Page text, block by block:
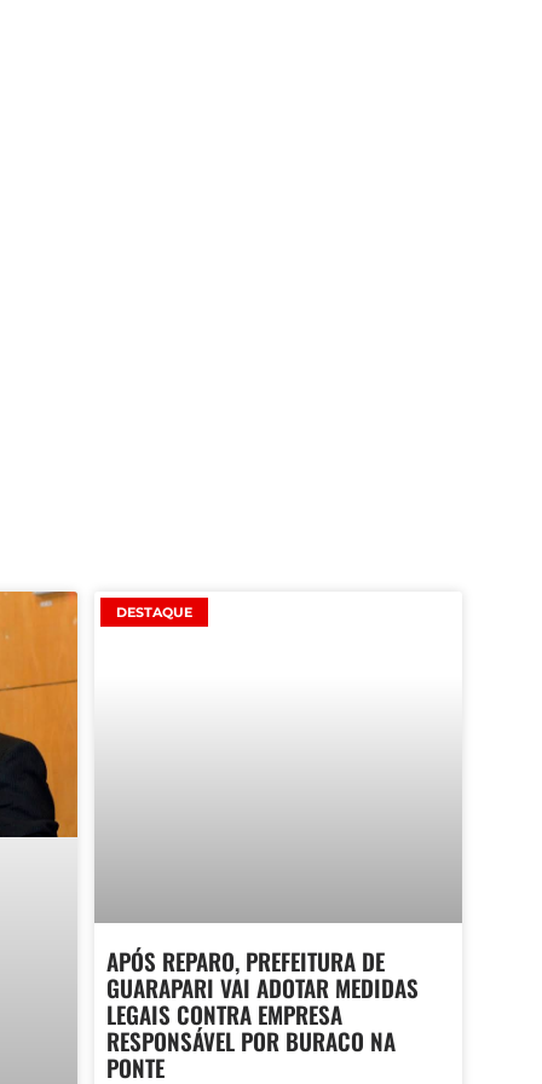
DESTAQUE
APÓS REPARO, PREFEITURA DE
GUARAPARI VAI ADOTAR MEDIDAS
LEGAIS CONTRA EMPRESA
RESPONSÁVEL POR BURACO NA
PONTE